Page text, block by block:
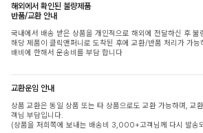
해외에서 확인된 불량제품
반품/교환 안내
국내에서 배송 받은 상품을 개인적으로 해외에 전달하신 후 불
해당 제품이 클릭앤퍼니로 도착된 후에 교환/반품 처리가 가능
배비에 한해서 운송비를 부담 합니다
교환운임 안내
상품 교환은 동일 상품 또는 타 상품으로도 교환 가능하며,
객님 부담입니다.
(상품을 저희쪽에 보내는 배송비 3,000+고객님께 다시 발